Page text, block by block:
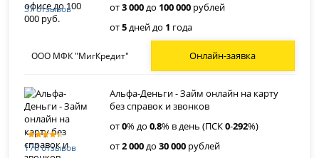
37 отзывов
от3 000до 100 000 рублей
от5дней до 1 года
ООО МФК "МигКредит" Онлайн-заявка
170 отзывов
Альфа-Деньги - Займ онлайн на карту
без справок и звонков
от0% до0,8% в день (ПСК0-292%)
от2 000до30 000 рублей